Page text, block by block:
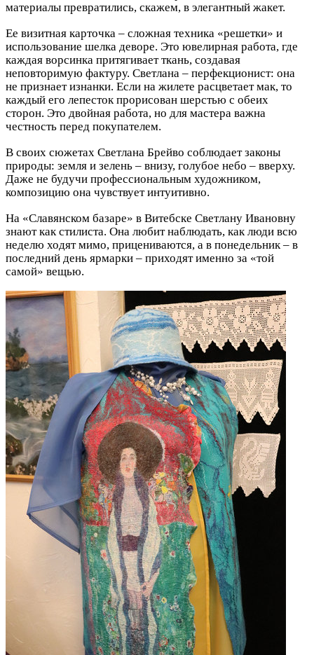
материалы превратились, скажем, в элегантный жакет.
Ее визитная карточка – сложная техника «решетки» и
использование шелка деворе. Это ювелирная работа, где
каждая ворсинка притягивает ткань, создавая
неповторимую фактуру. Светлана – перфекционист: она
не признает изнанки. Если на жилете расцветает мак, то
каждый его лепесток прорисован шерстью с обеих
сторон. Это двойная работа, но для мастера важна
честность перед покупателем.
В своих сюжетах Светлана Брейво соблюдает законы
природы: земля и зелень – внизу, голубое небо – вверху.
Даже не будучи профессиональным художником,
композицию она чувствует интуитивно.
На «Славянском базаре» в Витебске Светлану Ивановну
знают как стилиста. Она любит наблюдать, как люди всю
неделю ходят мимо, прицениваются, а в понедельник – в
последний день ярмарки – приходят именно за «той
самой» вещью.